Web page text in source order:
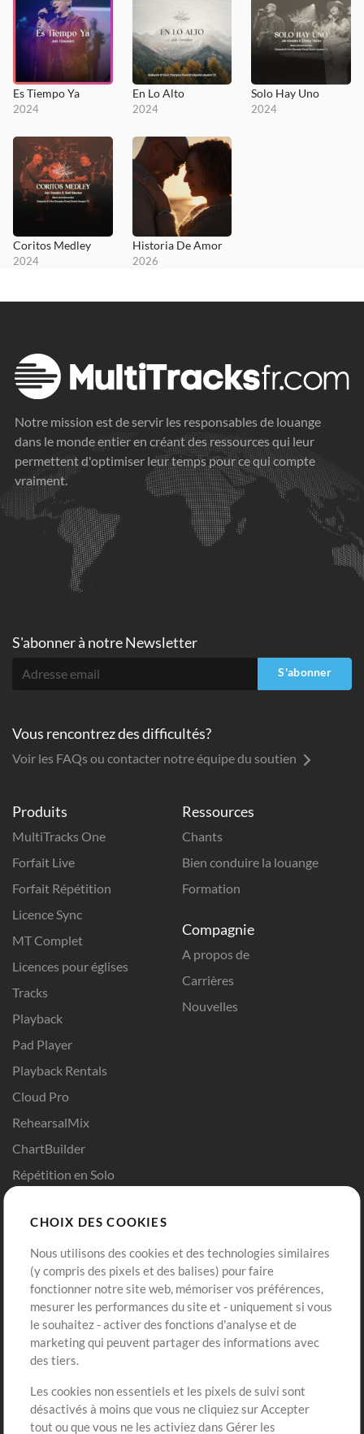
Es Tiempo Ya
2024
En Lo Alto
2024
Solo Hay Uno
2024
Coritos Medley
2024
Historia De Amor
2026
Notre mission est de servir les responsables de louange
dans le monde entier en créant des ressources qui leur
permettent d'optimiser leur temps pour ce qui compte
vraiment.
Produits
MultiTracks One
Forfait Live
Forfait Répétition
Licence Sync
MT Complet
Licences pour églises
Tracks
Playback
Pad Player
Playback Rentals
Cloud Pro
RehearsalMix
ChartBuilder
Répétition en Solo
Modèles ProPresenter
Sons
Ressources
Chants
Bien conduire la louange
Formation
Compagnie
A propos de
Carrières
Nouvelles
Boutique
Acheter des crédits
Contenu gratuit
Demander les pistes
Extras
Compte
Connexion
S'inscrire
S'abonner à notre Newsletter
S'abonner
Vous rencontrez des difficultés?
Voir les FAQs ou contacter notre équipe du soutien
CHOIX DES COOKIES
Nous utilisons des cookies et des technologies similaires
(y compris des pixels et des balises) pour faire
fonctionner notre site web, mémoriser vos préférences,
mesurer les performances du site et - uniquement si vous
le souhaitez - activer des fonctions d'analyse et de
marketing qui peuvent partager des informations avec
des tiers.
Les cookies non essentiels et les pixels de suivi sont
désactivés à moins que vous ne cliquiez sur Accepter
tout ou que vous ne les activiez dans Gérer les